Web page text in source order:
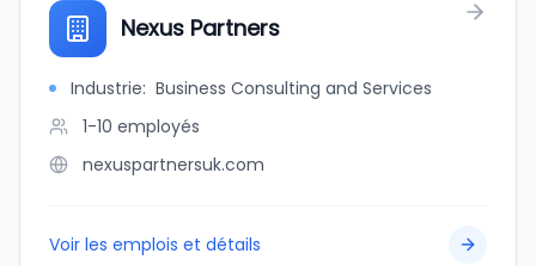
Nexus Partners
Industrie: Business Consulting and Services
1-10 employés
nexuspartnersuk.com
Voir les emplois et détails